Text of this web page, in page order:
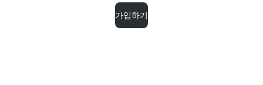
가입하기